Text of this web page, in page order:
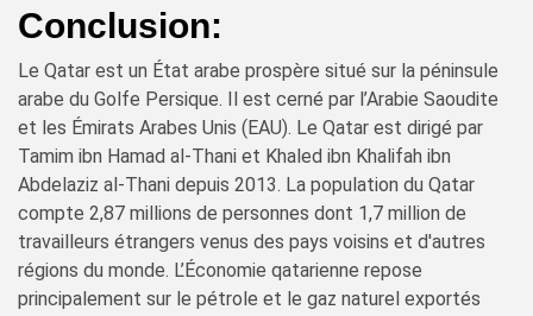
Conclusion:
Le Qatar est un État arabe prospère situé sur la péninsule
arabe du Golfe Persique. Il est cerné par l’Arabie Saoudite
et les Émirats Arabes Unis (EAU). Le Qatar est dirigé par
Tamim ibn Hamad al-Thani et Khaled ibn Khalifah ibn
Abdelaziz al-Thani depuis 2013. La population du Qatar
compte 2,87 millions de personnes dont 1,7 million de
travailleurs étrangers venus des pays voisins et d'autres
régions du monde. L’Économie qatarienne repose
principalement sur le pétrole et le gaz naturel exportés